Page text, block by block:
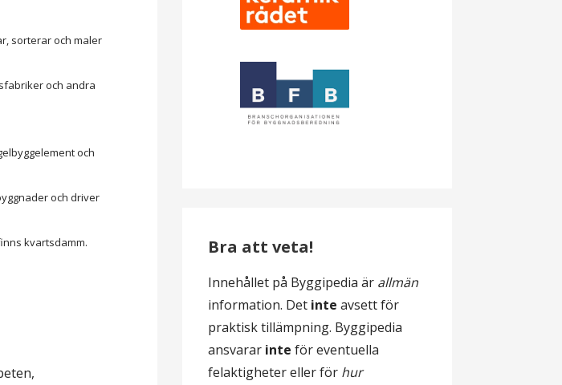
sorterar och maler
och andra
och
och driver
kvartsdamm.
Bra att veta!
Innehållet på Byggipedia är allmän
information. Det inte avsett för
praktisk tillämpning. Byggipedia
ansvarar inte för eventuella
felaktigheter eller för hur